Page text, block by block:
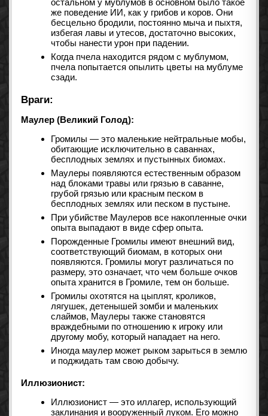
остальном у мублумов в основном было такое
же поведение ИИ, как у грибов и коров. Они
бесцельно бродили, постоянно мыча и пыхтя,
избегая лавы и утесов, достаточно высоких,
чтобы нанести урон при падении.
Когда пчела находится рядом с мублумом,
пчела попытается опылить цветы на мублуме
сзади.
Враги:
Маулер (Великий Голод):
Громилы — это маленькие нейтральные мобы,
обитающие исключительно в саваннах,
бесплодных землях и пустынных биомах.
Маулеры появляются естественным образом
над блоками травы или грязью в саванне,
грубой грязью или красным песком в
бесплодных землях или песком в пустыне.
При убийстве Маулеров все накопленные очки
опыта выпадают в виде сфер опыта.
Порожденные Громилы имеют внешний вид,
соответствующий биомам, в которых они
появляются. Громилы могут различаться по
размеру, это означает, что чем больше очков
опыта хранится в Громиле, тем он больше.
Громилы охотятся на цыплят, кроликов,
лягушек, детенышей зомби и маленьких
слаймов, Маулеры также становятся
враждебными по отношению к игроку или
другому мобу, который нападает на него.
Иногда маулер может рыком зарыться в землю
и поджидать там свою добычу.
Иллюзионист:
Иллюзионист — это иллагер, использующий
заклинания и вооруженный луком. Его можно